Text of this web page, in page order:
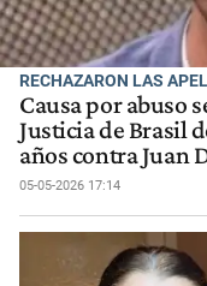
RECHAZARON LAS
Causa por abuso
Justicia de Brasil
años contra Juan
05-05-2026 17:14